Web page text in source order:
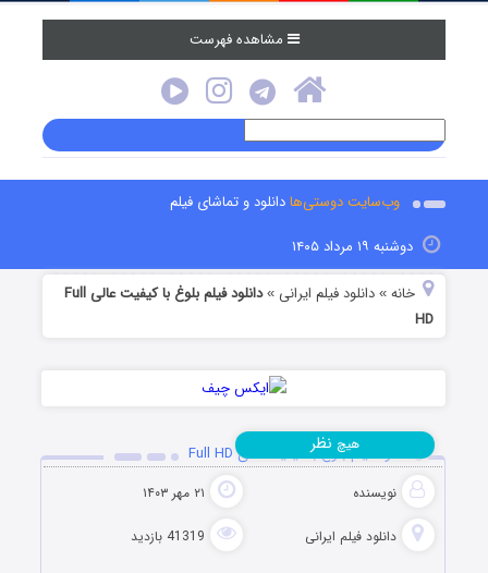
مشاهده فهرست
وب‌سایت دوستی‌هادانلود و تماشای فیلم
دوشنبه ۱۹ مرداد ۱۴۰۵
خانه »دانلود فیلم‌ ایرانی »
دانلود فیلم بلوغ با کیفیت عالی Full
HD
دانلود فیلم بلوغ با کیفیت عالی Full HD
نویسنده ۲۱ مهر ۱۴۰۳
دانلود فیلم‌ ایرانی 41319 بازدید
هیچ نظر